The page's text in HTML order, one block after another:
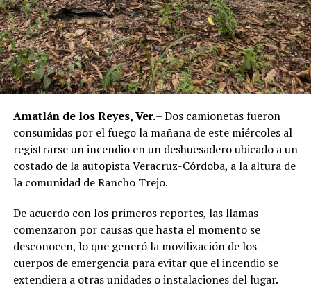
El caso evidenció presuntas irregularidades dentro de la
corporación policiaca y motivó la intervención de
autoridades estatales y federales, en un contexto de
reforzamiento de las investigaciones contra servidores
públicos relacionados con actividades ilícitas en la
La sentencia representa uno de los primeros fallos
derivados de aquel operativo y confirma la
responsabilidad penal de los exuniformados por delitos
relacionados con la posesión de droga y el
públicos.
Amatlán de los Reyes, Ver.– Dos camionetas fueron
consumidas por el fuego la mañana de este miércoles al
registrarse un incendio en un deshuesadero ubicado a un
costado de la autopista Veracruz-Córdoba, a la altura de
la comunidad de Rancho Trejo.
De acuerdo con los primeros reportes, las llamas
comenzaron por causas que hasta el momento se
desconocen, lo que generó la movilización de los
cuerpos de emergencia para evitar que el incendio se
extendiera a otras unidades o instalaciones del lugar.